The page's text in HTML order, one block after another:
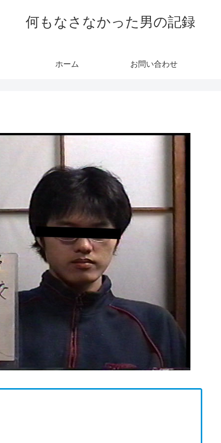
何もなさなかった男の記録
ホーム お問い合わせ